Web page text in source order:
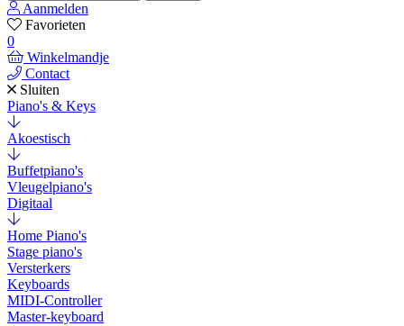
Aanmelden
Favorieten
0
Winkelmandje
Contact
Sluiten
Piano's & Keys
Akoestisch
Buffetpiano's
Vleugelpiano's
Digitaal
Home Piano's
Stage piano's
Versterkers
Keyboards
MIDI-Controller
Master-keyboard